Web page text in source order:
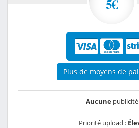
5€
Plus de moyens de
Aucunepublicité
Priorité upload :